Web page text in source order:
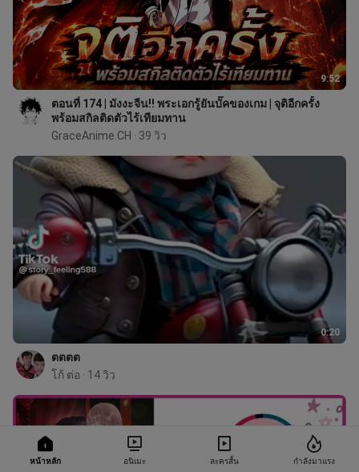
หน้าหลัก อนิเมะ ละครสั้น กำลังมาแรง
9:52
ตอนที่ 174 | มังงะจีน!! พระเอกรู้ยันบั๊คของเกม | จุติอีกครั้ง
พร้อมสกิลติดตัวไร้เทียมทาน
GraceAnime.CH · 39 วิว
0:20
ตตตต
โก้ ต่อ · 14 วิว